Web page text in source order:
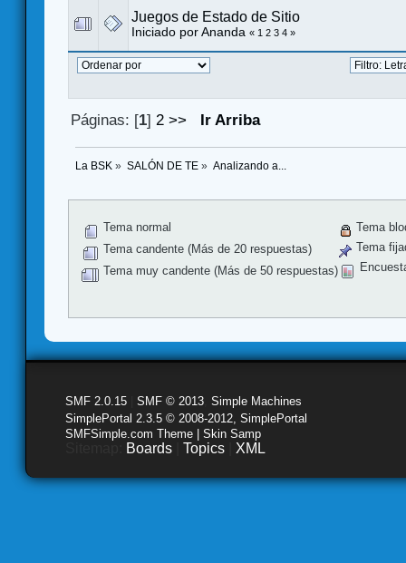
Juegos de Estado de Sitio
Iniciado por Ananda « 1 2 3 4 »
Páginas: [1] 2 >> Ir Arriba
La BSK » SALÓN DE TE» Analizando a...
Tema normal
Tema candente (Más de 20 respuestas)
Tema muy candente (Más de 50 respuestas)
Tema
Tema
SMF 2.0.15 SMF © 2013 Simple Machines
SimplePortal 2.3.5 © 2008-2012, SimplePortal
SMFSimple.com Theme | Skin Samp
Boards Topics XML